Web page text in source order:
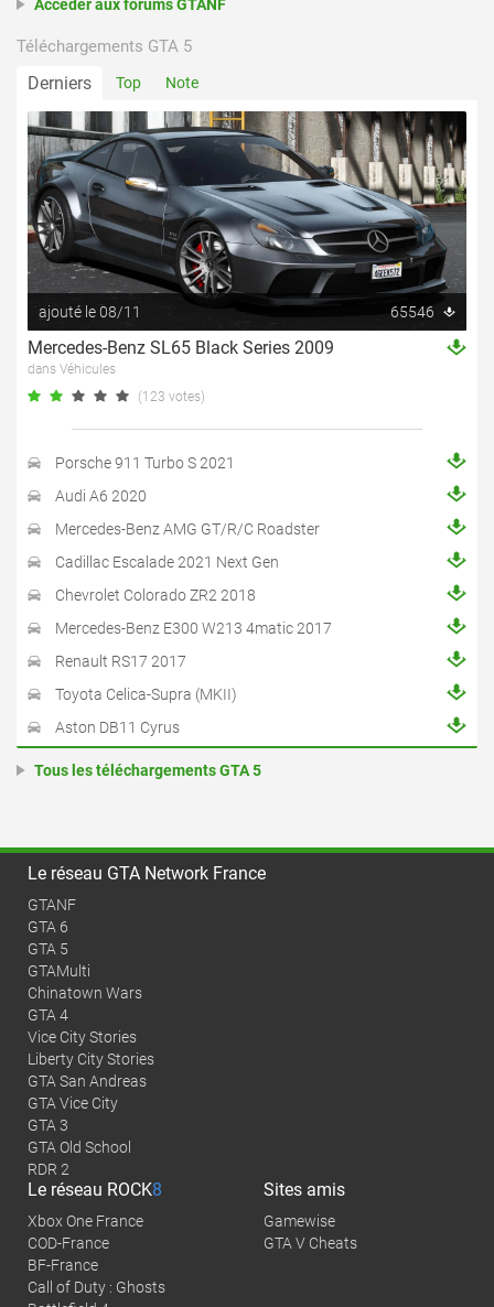
Accéder aux forums GTANF
Téléchargements GTA 5
Derniers Top Note
ajouté le 08/11 65546
Mercedes-Benz SL65 Black Series 2009
dans Véhicules
(123 votes)
Porsche 911 Turbo S 2021
Audi A6 2020
Mercedes-Benz AMG GT/R/C Roadster
Cadillac Escalade 2021 Next Gen
Chevrolet Colorado ZR2 2018
Mercedes-Benz E300 W213 4matic 2017
Renault RS17 2017
Toyota Celica-Supra (MKII)
Aston DB11 Cyrus
Tous les téléchargements GTA 5
Le réseau GTA Network France
GTANF
GTA 6
GTA 5
GTAMulti
Chinatown Wars
GTA 4
Vice City Stories
Liberty City Stories
GTA San Andreas
GTA Vice City
GTA 3
GTA Old School
RDR 2
Le réseau ROCK8
Xbox One France
COD-France
BF-France
Call of Duty : Ghosts
Sites amis
Gamewise
GTA V Cheats